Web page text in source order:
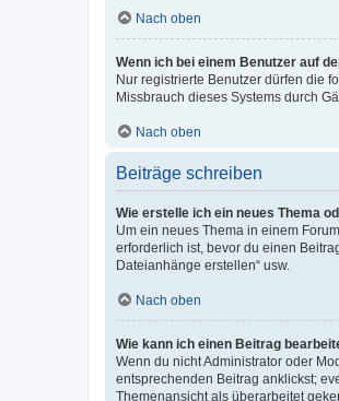
Nach oben
Wenn ich bei einem Benutzer auf
Nur registrierte Benutzer dürfen die
Missbrauch dieses Systems durch
Nach oben
Beiträge schreiben
Wie erstelle ich ein neues Thema
Um ein neues Thema in einem
erforderlich ist, bevor du einen
Dateianhänge erstellen“ usw.
Nach oben
Wie kann ich einen Beitrag
Wenn du nicht Administrator oder
entsprechenden Beitrag anklickst;
Themenansicht als überarbeitet